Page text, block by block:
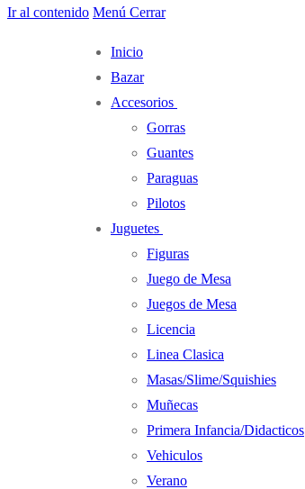
Ir al contenido Menú Cerrar
Inicio
Bazar
Accesorios
Gorras
Guantes
Paraguas
Pilotos
Juguetes
Figuras
Juego de Mesa
Juegos de Mesa
Licencia
Linea Clasica
Masas/Slime/Squishies
Muñecas
Primera Infancia/Didacticos
Vehiculos
Verano